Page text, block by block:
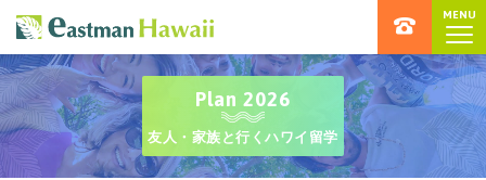
MENU
ハワイ留学専門店 イーストマンハ
Plan 2026
友人・家族と行くハワイ留学